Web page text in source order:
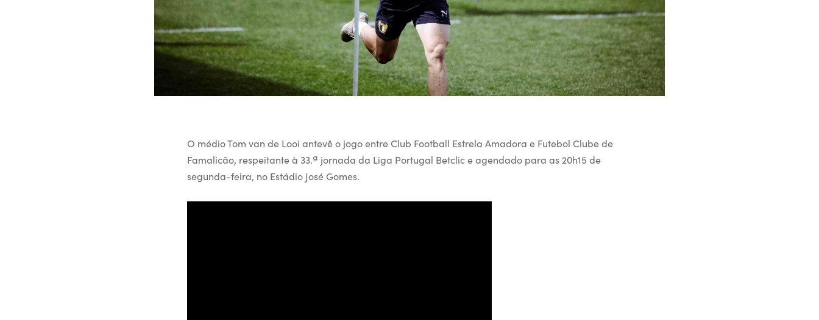
O médio Tom van de Looi antevê o jogo entre Club Football Estrela Amadora e Futebol Clube de
Famalicão, respeitante à 33.ª jornada da Liga Portugal Betclic e agendado para as 20h15 de
segunda-feira, no Estádio José Gomes.